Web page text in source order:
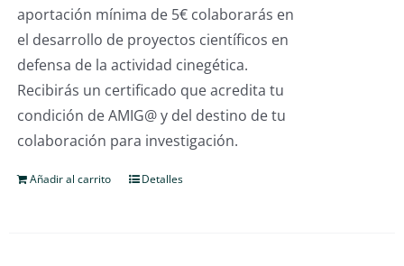
aportación mínima de 5€ colaborarás en
el desarrollo de proyectos científicos en
defensa de la actividad cinegética.
Recibirás un certificado que acredita tu
condición de AMIG@ y del destino de tu
colaboración para investigación.
Añadir al carrito Detalles